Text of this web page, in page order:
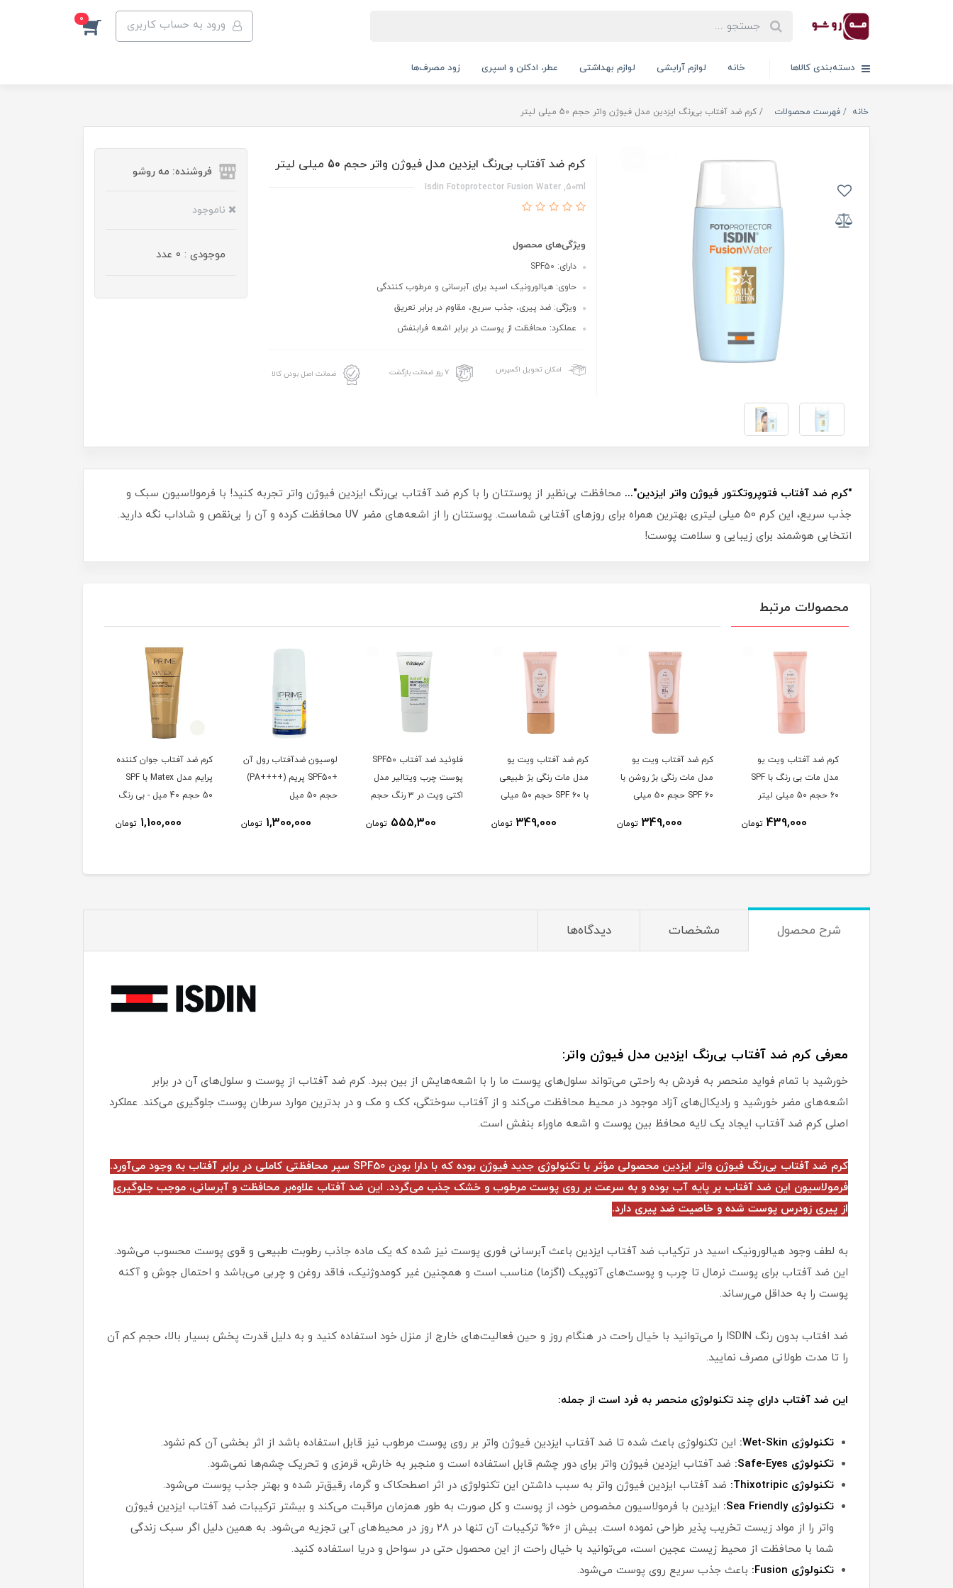
ورود به حساب کاربری 0
دسته‌بندی کالاها خانه لوازم آرایشی لوازم بهداشتی عطر، ادکلن و اسپری زود مصرف‌ها
خانه فهرست محصولات کرم ضد آفتاب بی‌رنگ ایزدین مدل فیوژن واتر حجم 50 میلی لیتر
کرم ضد آفتاب بی‌رنگ ایزدین مدل فیوژن واتر حجم 50 میلی لیتر
Isdin Fotoprotector Fusion Water ,50ml
ویژگی‌های محصول
دارای: SPF50
حاوی: هیالورونیک اسید برای آبرسانی و مرطوب کنندگی
ویژگی: ضد پیری، جذب سریع، مقاوم در برابر تعریق
عملکرد: محافظت از پوست در برابر اشعه فرابنفش
امکان تحویل اکسپرس ۷ روز ضمانت بازگشت ضمانت اصل بودن کالا
فروشنده: مه رو‌شو
ناموجود
موجودی : 0 عدد
"کرم ضد آفتاب فتوپروتکتور فیوژن واتر ایزدین"... محافظت بی‌نظیر از پوستتان را با کرم ضد آفتاب بی‌رنگ ایزدین فیوژن واتر تجربه کنید! با فرمولاسیون سبک و
جذب سریع، این کرم 50 میلی لیتری بهترین همراه برای روزهای آفتابی شماست. پوستتان را از اشعه‌های مضر UV محافظت کرده و آن را بی‌نقص و شاداب نگه دارید.
انتخابی هوشمند برای زیبایی و سلامت پوست!
محصولات مرتبط
کرم ضد آفتاب ویت یو
مدل مات بی رنگ با SPF
60 حجم 50 میلی لیتر
439,000 تومان
کرم ضد آفتاب ویت یو
مدل مات رنگی بژ روشن با
SPF 60 حجم 50 میلی
349,000 تومان
کرم ضد آفتاب ویت یو
مدل مات رنگی بژ طبیعی
با SPF 60 حجم 50 میلی
349,000 تومان
فلوئید ضد آفتاب SPF50
پوست چرب ویتالیر مدل
اکتی ویت در 3 رنگ حجم
555,300 تومان
لوسیون ضدآفتاب رول آن
+SPF50 پریم (++++PA)
حجم 50 میل
1,300,000 تومان
کرم ضد آفتاب جوان کننده
پرایم مدل Matex با SPF
50 حجم 40 میل - بی رنگ
1,100,000 تومان
شرح محصول مشخصات دیدگاه‌ها
معرفی کرم ضد آفتاب بی‌رنگ ایزدین مدل فیوژن واتر:
خورشید با تمام فواید منحصر به فردش به راحتی می‌تواند سلول‌های پوست ما را با اشعه‌هایش از بین ببرد. کرم ضد آفتاب از پوست و سلول‌های آن در برابر
اشعه‌های مضر خورشید و رادیکال‌های آزاد موجود در محیط محافظت می‌کند و از آفتاب سوختگی، کک و مک و در بدترین موارد سرطان پوست جلوگیری می‌کند. عملکرد
اصلی کرم ضد آفتاب ایجاد یک لایه محافظ بین پوست و اشعه ماوراء بنفش است.
کرم ضد آفتاب بی‌رنگ فیوژن واتر ایزدین محصولی مؤثر با تکنولوژی جدید فیوژن بوده که با دارا بودن SPF50 سپر محافظتی کاملی در برابر آفتاب به وجود می‌آورد.
فرمولاسیون این ضد آفتاب بر پایه آب بوده و به سرعت بر روی پوست مرطوب و خشک جذب می‌گردد. این ضد آفتاب علاوه‌بر محافظت و آبرسانی، موجب جلوگیری
از پیری زودرس پوست شده و خاصیت ضد پیری دارد.
به لطف وجود هیالورونیک اسید در ترکیاب ضد آفتاب ایزدین باعث آبرسانی فوری پوست نیز شده که یک ماده جاذب رطوبت طبیعی و قوی پوست محسوب می‌شود.
این ضد آفتاب برای پوست نرمال تا چرب و پوست‌های آتوپیک (اگزما) مناسب است و همچنین غیر کومدوژنیک، فاقد روغن و چربی می‌باشد و احتمال جوش و آکنه
پوست را به حداقل می‌رساند.
ضد افتاب بدون رنگ ISDIN را می‌توانید با خیال راحت در هنگام روز و حین فعالیت‌های خارج از منزل خود استفاده کنید و به دلیل قدرت پخش بسیار بالا، حجم کم آن
را تا مدت طولانی مصرف نمایید.
این ضد آفتاب دارای چند تکنولوژی منحصر به فرد است از جمله:
تکنولوژی Wet-Skin:
این تکنولوژی باعث شده تا ضد آفتاب ایزدین فیوژن واتر بر روی پوست مرطوب نیز قابل استفاده باشد از اثر بخشی آن کم نشود.
تکنولوژی Safe-Eyes:
ضد آفتاب ایزدین فیوژن واتر برای دور چشم قابل استفاده است و منجبر به خارش، قرمزی و تحریک چشم‌ها نمی‌شود.
تکنولوژی Thixotripic:
ضد آفتاب ایزدین فیوژن واتر به سبب داشتن این تکنولوژی در اثر اصطحکاک و گرما، رقیق‌تر شده و بهتر جذب پوست می‌شود.
تکنولوژی Sea Friendly:
ایزدین با فرمولاسیون مخصوص خود، از پوست و کل صورت به طور همزمان مراقبت می‌کند و بیشتر ترکیبات ضد آفتاب ایزدین فیوژن
واتر را از مواد زیست تخریب پذیر طراحی نموده است. بیش از 60% ترکیبات آن تنها در 28 روز در محیط‌های آبی تجزیه می‌شود. به همین دلیل اگر سبک زندگی
شما با محافظت از محیط زیست عجین است، می‌توانید با خیال راحت از این محصول حتی در سواحل و دریا استفاده کنید.
تکنولوژی Fusion:
باعث جذب سریع روی پوست می‌شود.